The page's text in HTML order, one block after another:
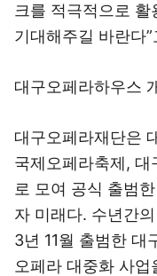
크를 적극적으로
기대해주길 바란다
대구오페라하우스
대구오페라재단은
국제오페라축제,
로 모여 공식 출범
자 미래다. 수년간
3년 11월 출범한 대
오페라 대중화 사